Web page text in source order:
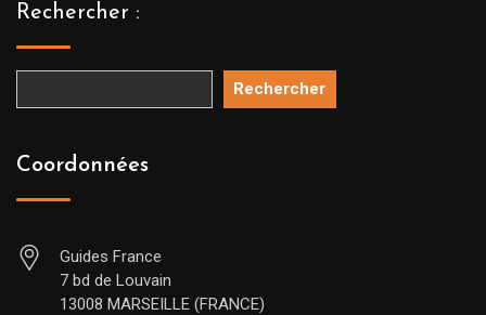
Rechercher :
Rechercher
Coordonnées
Guides France
7 bd de Louvain
13008 MARSEILLE (FRANCE)